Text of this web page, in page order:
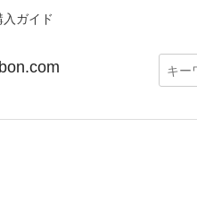
入ガイド